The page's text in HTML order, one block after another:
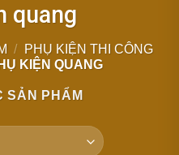
quang
/
PHỤ KIỆN THI CÔNG
KIỆN QUANG
SẢN PHẨM